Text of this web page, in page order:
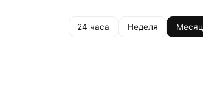
24 часа Неделя Месяц